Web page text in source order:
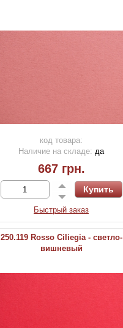
код товара:
Наличие на складе: да
667 грн.
Быстрый заказ
250.119 Rosso Ciliegia - светло-
вишневый